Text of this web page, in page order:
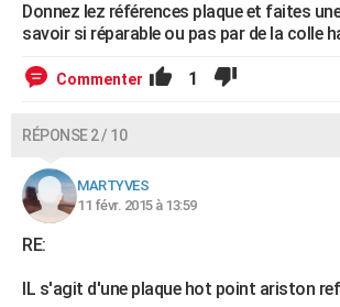
Donnez lez références plaque et faites
savoir si réparable ou pas par de la colle
Commenter 1
RÉPONSE 2 / 10
MARTYVES
11 févr. 2015 à 13:59
RE:
IL s'agit d'une plaque hot point ariston